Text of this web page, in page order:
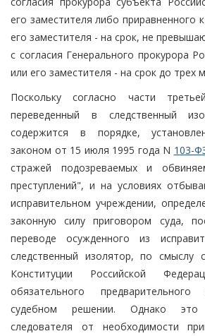
его заместителя либо приравненного
его заместителя - на срок, не
с согласия Генерального прокурора
или его заместителя - на срок до трех
Поскольку согласно части
переведенный в следственный
содержится в порядке,
законом от 15 июля 1995 года N 103-
стражей подозреваемых и
преступлений", и на условиях
исправительном учреждении,
законную силу приговором суда,
переводе осужденного из
следственный изолятор, по смыслу
Конституции Российской
обязательного
судебном решении. Однако
следователя от необходимости